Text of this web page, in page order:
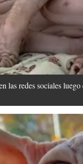
las redes sociales